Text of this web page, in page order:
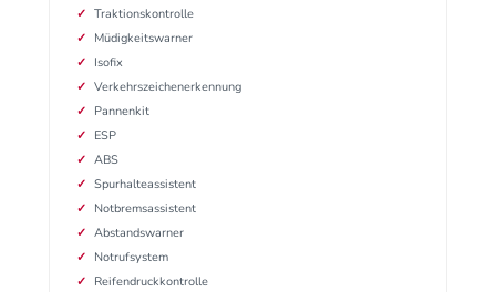
Traktionskontrolle
Müdigkeitswarner
Isofix
Verkehrszeichenerkennung
Pannenkit
ESP
ABS
Spurhalteassistent
Notbremsassistent
Abstandswarner
Notrufsystem
Reifendruckkontrolle